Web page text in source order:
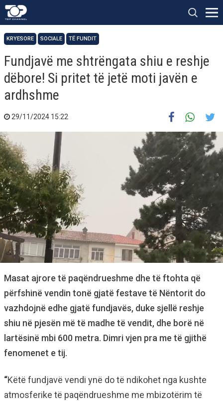
KRYESORE SOCIALE TË FUNDIT
Fundjavë me shtrëngata shiu e reshje
dëbore! Si pritet të jetë moti javën e
ardhshme
29/11/2024 15:22
Masat ajrore të paqëndrueshme dhe të ftohta që
përfshinë vendin tonë gjatë festave të Nëntorit do
vazhdojnë edhe gjatë fundjavës, duke sjellë reshje
shiu në pjesën më të madhe të vendit, dhe borë në
lartësinë mbi 600 metra. Dimri vjen pra me të gjithë
fenomenet e tij.
“Këtë fundjavë vendi ynë do të ndikohet nga kushte
atmosferike të paqëndrueshme me mbizotërim të